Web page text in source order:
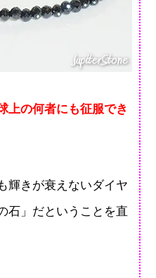
上の何者にも征服でき
輝きが衰えないダイヤ
石」だということを直